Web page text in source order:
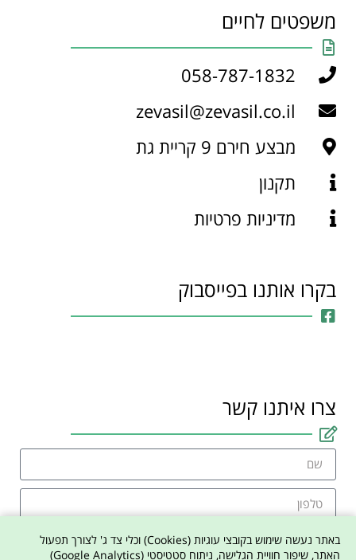
משפטים לחיים
058-787-1832
zevasil@zevasil.co.il
מבצע חירם 9 קריית גת
תקנון
מדיניות פרטיות
בקרו אותנו בפייסבוק
צרו איתנו קשר
באתר נעשה שימוש בקובצי עוגיות (Cookies) וכלי צד ג' לצורך תפעול
האתר, שיפור חוויית הגלישה, ניתוח סטטיסטי (Google Analytics)